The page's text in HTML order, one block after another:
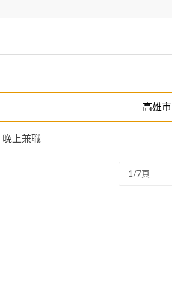
高雄市
晚上兼職
1/7頁